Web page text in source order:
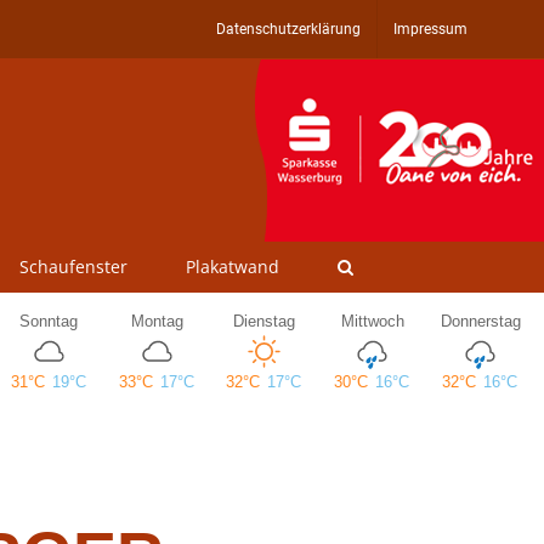
Datenschutzerklärung Impressum
Schaufenster Plakatwand